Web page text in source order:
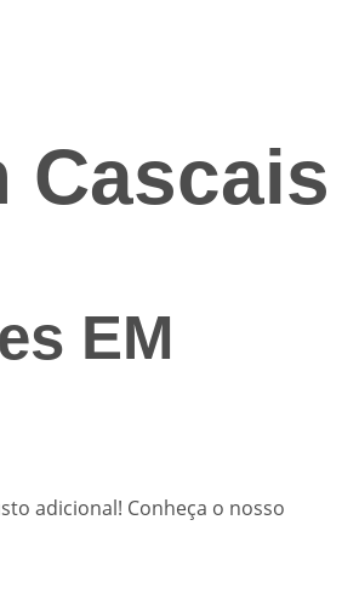
Cascais
EM
adicional! Conheça o nosso